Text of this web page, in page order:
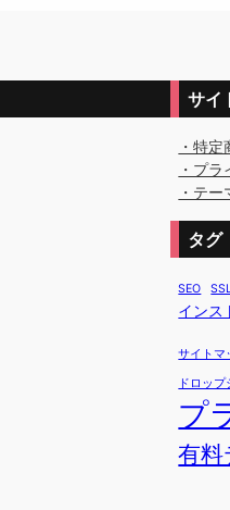
サイ
・特
・プ
・テ
タグ
SEO
インス
サイトマ
ドロッ
プ
有料